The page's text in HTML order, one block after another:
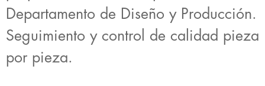
Departamento de Diseño y Producción.
Seguimiento y control de calidad pieza
por pieza.